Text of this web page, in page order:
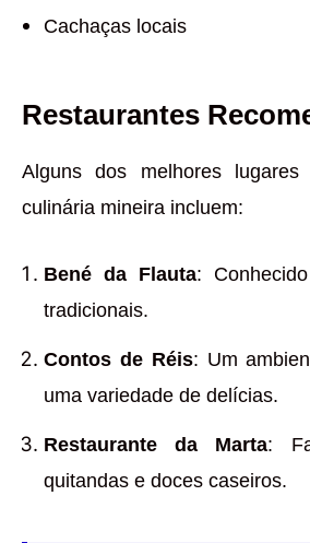
Cachaças locais
Restaurantes
Alguns dos melhores
culinária mineira incluem:
Bené da Flauta:
tradicionais.
Contos de Réis: Um
uma variedade de delícias.
Restaurante da Marta:
quitandas e doces caseiros.